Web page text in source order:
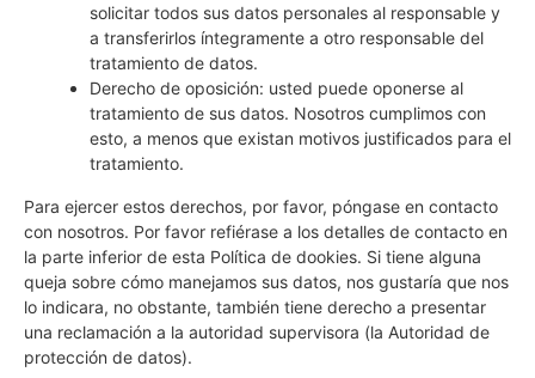
solicitar todos sus datos personales al responsable y
a transferirlos íntegramente a otro responsable del
tratamiento de datos.
Derecho de oposición: usted puede oponerse al
tratamiento de sus datos. Nosotros cumplimos con
esto, a menos que existan motivos justificados para el
tratamiento.
Para ejercer estos derechos, por favor, póngase en contacto
con nosotros. Por favor refiérase a los detalles de contacto en
la parte inferior de esta Política de dookies. Si tiene alguna
queja sobre cómo manejamos sus datos, nos gustaría que nos
lo indicara, no obstante, también tiene derecho a presentar
una reclamación a la autoridad supervisora (la Autoridad de
protección de datos).